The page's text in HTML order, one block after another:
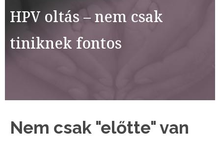
HPV oltás – nem csak
tiniknek fontos
Nem csak "előtte" van